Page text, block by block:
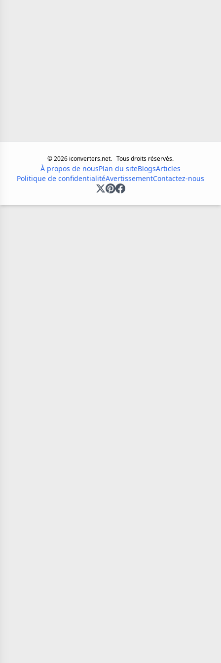
©2026 iconverters.net. Tous droits réservés.
À propos de nousPlan du siteBlogsArticles
Politique de confidentialitéAvertissementContactez-nous